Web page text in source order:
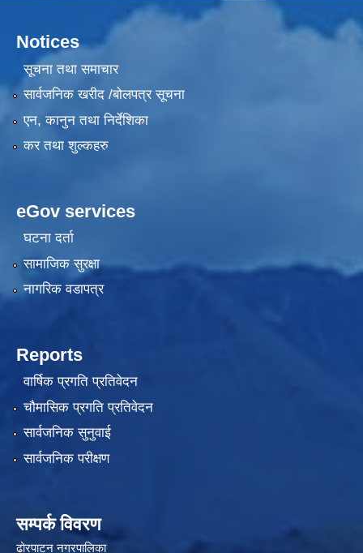
Notices
सूचना तथा समाचार
सार्वजनिक खरीद /बोलपत्र सूचना
एन, कानुन तथा निर्देशिका
कर तथा शुल्कहरु
eGov services
घटना दर्ता
सामाजिक सुरक्षा
नागरिक वडापत्र
Reports
वार्षिक प्रगति प्रतिवेदन
चौमासिक प्रगति प्रतिवेदन
सार्वजनिक सुनुवाई
सार्वजनिक परीक्षण
सम्पर्क विवरण
ढोरपाटन नगरपालिका